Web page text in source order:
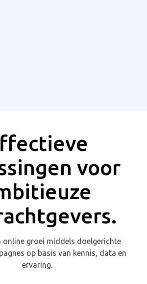
voor
online groei middels doelgerichte
op basis van kennis, data en
ervaring.